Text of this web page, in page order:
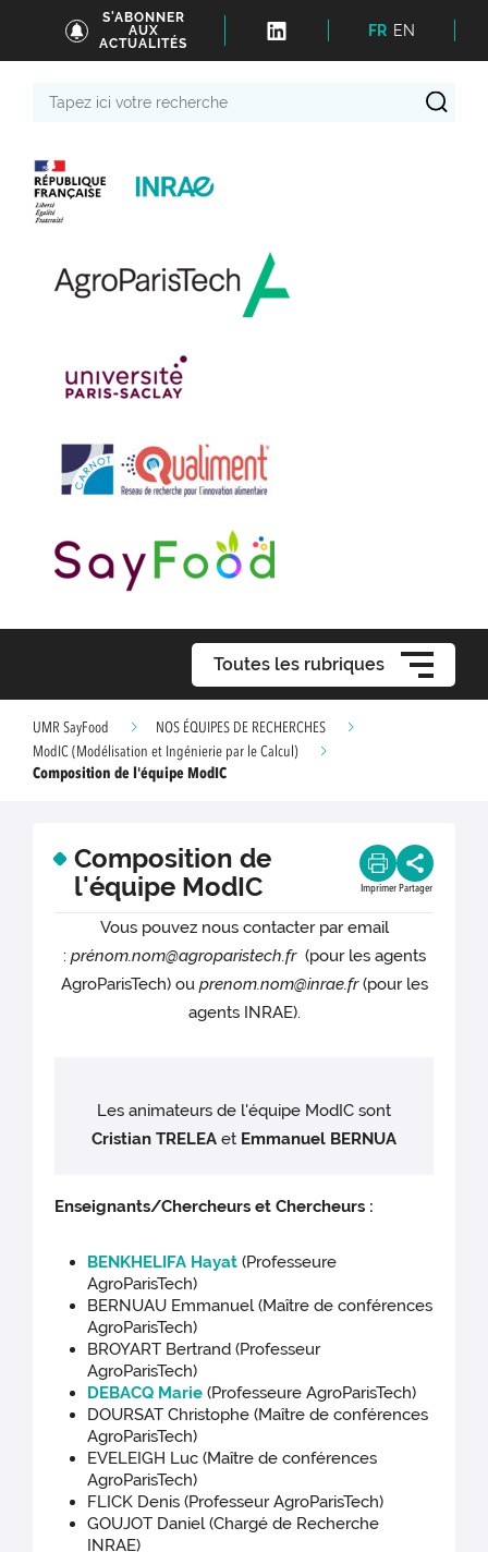
S'ABONNER
AUX
ACTUALITÉS
FR EN
Toutes les rubriques
UMR SayFood
NOS ÉQUIPES DE RECHERCHES
ModIC (Modélisation et Ingénierie par le Calcul)
Composition de l'équipe ModIC
Composition de
l'équipe ModIC
Imprimer Partager
Vous pouvez nous contacter par email
: prénom.nom@agroparistech.fr (pour les agents
AgroParisTech) ou prenom.nom@inrae.fr(pour les
agents INRAE).
Les animateurs de l'équipe ModIC sont
Cristian TRELEA et Emmanuel BERNUA
Enseignants/Chercheurs et Chercheurs :
BENKHELIFA Hayat (Professeure
AgroParisTech)
BERNUAU Emmanuel (Maître de conférences
AgroParisTech)
BROYART Bertrand (Professeur
AgroParisTech)
DEBACQ Marie (Professeure AgroParisTech)
DOURSAT Christophe (Maître de conférences
AgroParisTech)
EVELEIGH Luc (Maître de conférences
AgroParisTech)
FLICK Denis (Professeur AgroParisTech)
GOUJOT Daniel (Chargé de Recherche
INRAE)